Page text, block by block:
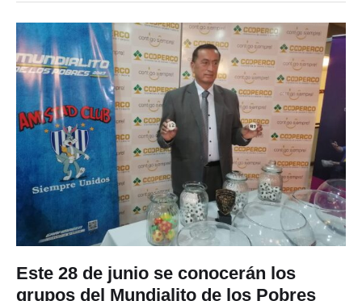
Este 28 de junio se conocerán los
grupos del Mundialito de los Pobres